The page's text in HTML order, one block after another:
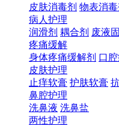
皮肤消毒剂 物表消毒
病人护理
润滑剂 耦合剂 废液
疼痛缓解
身体疼痛缓解剂 口
皮肤护理
止痒软膏 护肤软膏
鼻腔护理
洗鼻液 洗鼻盐
两性护理